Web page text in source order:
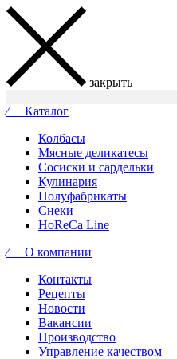
закрыть
⁄ Каталог
Колбасы
Мясные деликатесы
Сосиски и сардельки
Кулинария
Полуфабрикаты
Снеки
HoReCa Line
⁄ О компании
Контакты
Рецепты
Новости
Вакансии
Производство
Управление качеством